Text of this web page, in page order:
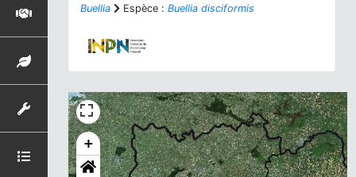
Buellia
Espèce : Buellia disciformis
+